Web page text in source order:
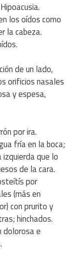
los oídos como
la cabeza.
de un lado,
orificios nasales
y espesa,
por ira.
fría en la boca;
que lo
de la cara.
por
(más en
con prurito y
hinchados.
dolorosa e